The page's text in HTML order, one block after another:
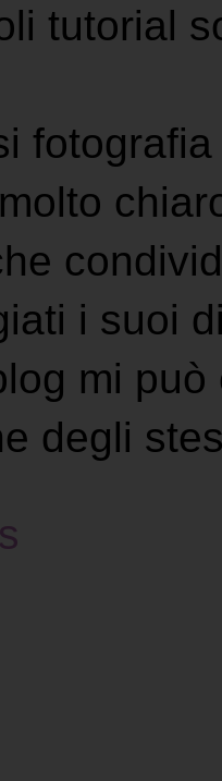
tutorial
i suoi
mi
degli